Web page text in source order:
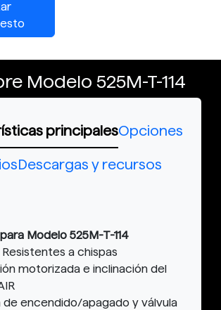
Modelo 525M-T-114
principalesOpciones
Descargas y recursos
Modelo 525M-T-114
Resistentes a chispas
motorizada e inclinación del
de encendido/apagado y válvula